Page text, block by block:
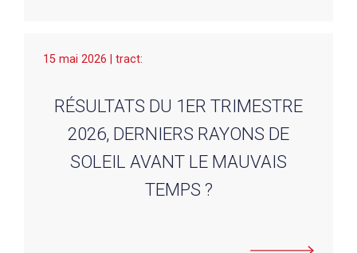
15 mai 2026 | tract:
RÉSULTATS DU 1ER TRIMESTRE
2026, DERNIERS RAYONS DE
SOLEIL AVANT LE MAUVAIS
TEMPS ?